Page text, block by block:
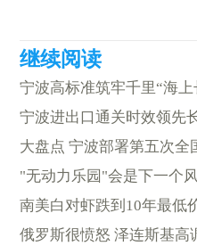
宁波高标准筑牢千里“海上
宁波进出口通关时效领先
大盘点 宁波部署第五次全
"无动力乐园"会是下一个
南美白对虾跌到10年最低
俄罗斯很愤怒 泽连斯基高